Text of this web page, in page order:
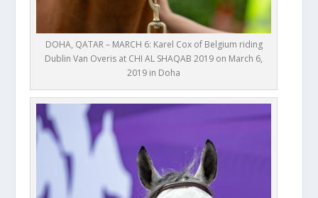
DOHA, QATAR – MARCH 6: Karel Cox of Belgium riding
Dublin Van Overis at CHI AL SHAQAB 2019 on March 6,
2019 in Doha